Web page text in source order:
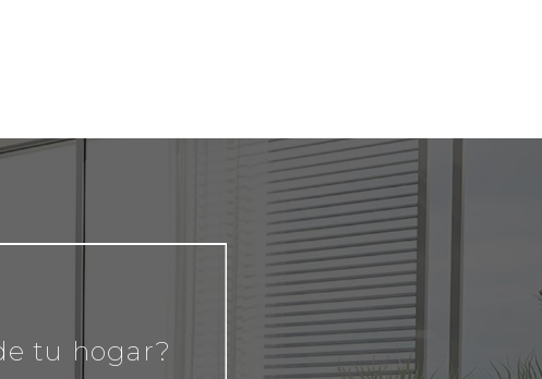
tu hogar?